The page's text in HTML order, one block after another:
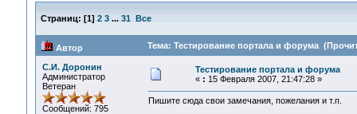
Страниц: [1] 2 3 ... 31 Все
Автор Тема: Тестирование портала и форума
С.И. Доронин
Администратор
Ветеран
Сообщений: 795
Тестирование портала и форума
« : 15 Февраля 2007, 21:47:28 »
Пишите сюда свои замечания, пожелания и т.п.